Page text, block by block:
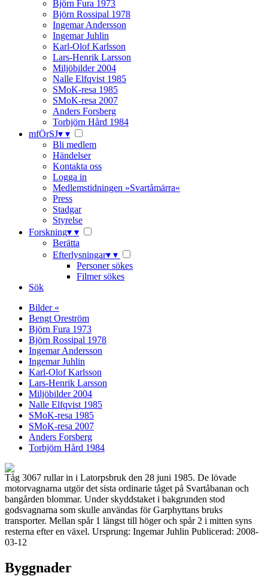
Björn Fura 1973
Björn Rossipal 1978
Ingemar Andersson
Ingemar Juhlin
Karl-Olof Karlsson
Lars-Henrik Larsson
Miljöbilder 2004
Nalle Elfqvist 1985
SMoK-resa 1985
SMoK-resa 2007
Anders Forsberg
Torbjörn Hård 1984
mfÖrSJ▾ ▾
Bli medlem
Händelser
Kontakta oss
Logga in
Medlemstidningen »Svartåmärra«
Press
Stadgar
Styrelse
Forskning▾ ▾
Berätta
Efterlysningar▾ ▾
Personer sökes
Filmer sökes
Sök
Bilder «
Bengt Oreström
Björn Fura 1973
Björn Rossipal 1978
Ingemar Andersson
Ingemar Juhlin
Karl-Olof Karlsson
Lars-Henrik Larsson
Miljöbilder 2004
Nalle Elfqvist 1985
SMoK-resa 1985
SMoK-resa 2007
Anders Forsberg
Torbjörn Hård 1984
Tåg 3067 rullar in i Latorpsbruk den 28 juni 1985. De lövade
motorvagnarna utgör det sista ordinarie tåget på Svartåbanan och
bangården blommar. Under skyddstaket i bakgrunden stod
godsvagnarna som skulle användas för Garphyttans bruks
transporter. Mellan spår 1 längst till höger och spår 2 i mitten syns
resterna efter en växel. Ursprung: Ingemar Juhlin Publicerad: 2008-
03-12
Byggnader